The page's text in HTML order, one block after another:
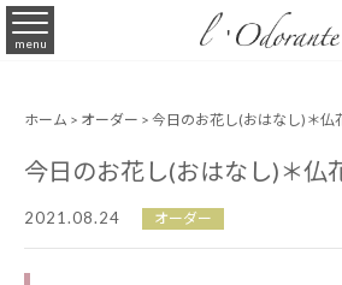
menu
ホーム > オーダー > 今日のお花し(おはなし)＊
今日のお花し(おはなし)＊
2021.08.24 オーダー